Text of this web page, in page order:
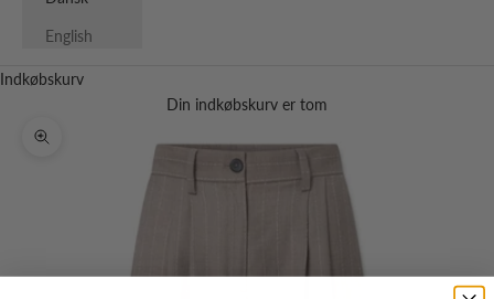
English
Indkøbskurv
Din indkøbskurv er tom
Zoom